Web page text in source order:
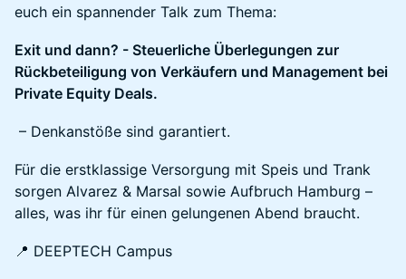
euch ein spannender Talk zum Thema:
Exit und dann? - Steuerliche Überlegungen zur
Rückbeteiligung von Verkäufern und Management bei
Private Equity Deals.
– Denkanstöße sind garantiert.
​​​Für die erstklassige Versorgung mit Speis und Trank
sorgen Alvarez & Marsal sowie Aufbruch Hamburg –
alles, was ihr für einen gelungenen Abend braucht.
​​​📍 DEEPTECH Campus